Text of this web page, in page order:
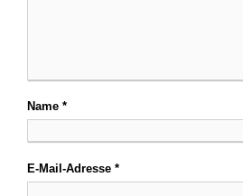
Name *
E-Mail-Adresse *